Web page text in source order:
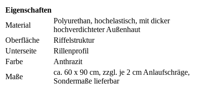
Eigenschaften
Material
Polyurethan, hochelastisch, mit dicker
hochverdichteter Außenhaut
Oberfläche
Riffelstruktur
Unterseite
Rillenprofil
Farbe
Anthrazit
Maße
ca. 60 x 90 cm, zzgl. je 2 cm Anlaufschräge,
Sondermaße lieferbar